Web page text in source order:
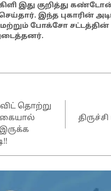
இது குறித்து
இந்த புகாரின்
போக்சோ சட்டத்தின்
தொற்று